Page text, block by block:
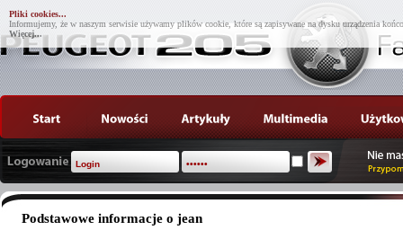
Pliki cookies...
Informujemy, że w naszym serwisie używamy plików cookie, które są zapisywane na dysku urządzenia
Więcej...
Podstawowe informacje o jean